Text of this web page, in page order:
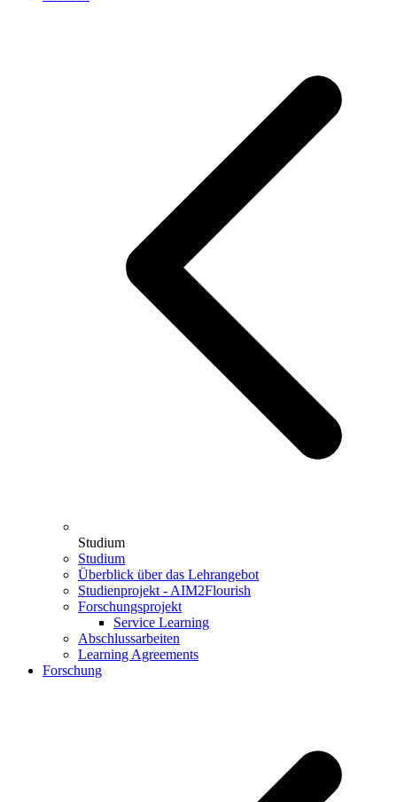
Studium
Studium
Überblick über das Lehrangebot
Studienprojekt - AIM2Flourish
Forschungsprojekt
Service Learning
Abschlussarbeiten
Learning Agreements
Forschung